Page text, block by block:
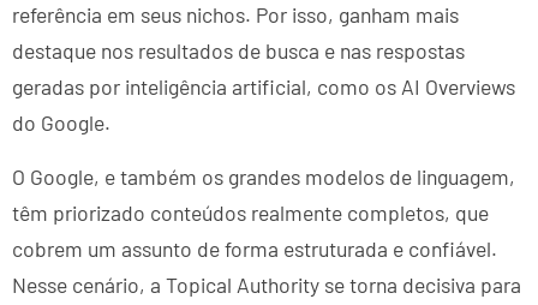
referência em seus nichos. Por isso, ganham mais
destaque nos resultados de busca e nas respostas
geradas por inteligência artificial, como os AI Overviews
do Google.
O Google, e também os grandes modelos de linguagem,
têm priorizado conteúdos realmente completos, que
cobrem um assunto de forma estruturada e confiável.
Nesse cenário, a Topical Authority se torna decisiva para